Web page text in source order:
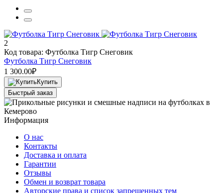
2
Код товара: Футболка Тигр Снеговик
Футболка Тигр Снеговик
1 300.00₽
Купить
Быстрый заказ
Информация
О нас
Контакты
Доставка и оплата
Гарантии
Отзывы
Обмен и возврат товара
Авторские права и список запрещенных тем